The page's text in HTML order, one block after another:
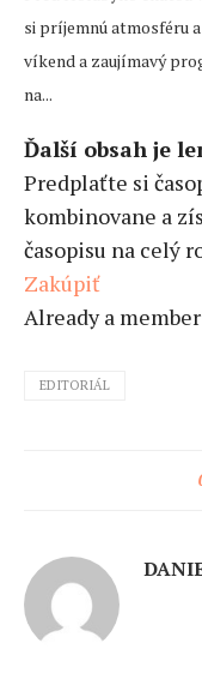
si príjemnú atmosféru
víkend a zaujímavý
na...
Ďalší obsah je
Predplaťte si
kombinovane a
časopisu na celý
Zakúpiť
Already a
EDITORIÁL